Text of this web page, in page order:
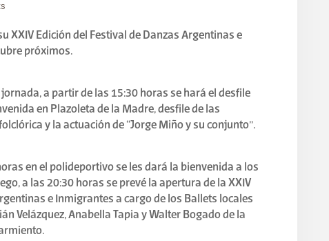
XXIV Edición del Festival de Danzas Argentinas e
próximos.
a partir de las 15:30 horas se hará el desfile
en Plazoleta de la Madre, desfile de las
y la actuación de “Jorge Miño y su conjunto”.
en el polideportivo se les dará la bienvenida a los
a las 20:30 horas se prevé la apertura de la XXIV
e Inmigrantes a cargo de los Ballets locales
Velázquez, Anabella Tapia y Walter Bogado de la